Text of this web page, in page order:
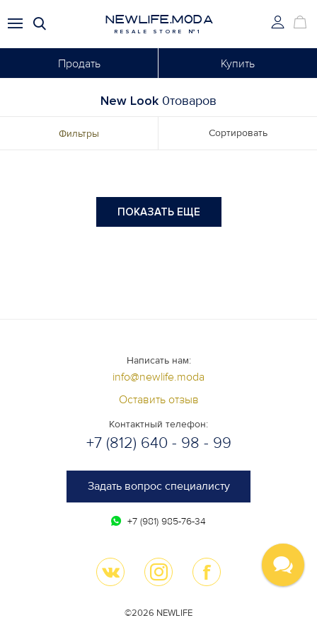
NEWLIFE.MODA
RESALE STORE №1
Продать Купить
New Look 0товаров
Фильтры Сортировать
ПОКАЗАТЬ ЕЩЕ
Написать нам:
info@newlife.moda
Оставить отзыв
Контактный телефон:
+7 (812) 640 - 98 - 99
Задать вопрос специалисту
+7 (981) 985-76-34
©2026 NEWLIFE